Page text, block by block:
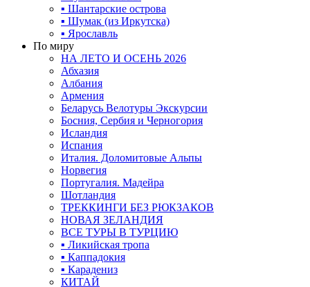
▪ Шантарские острова
▪ Шумак (из Иркутска)
▪ Ярославль
По миру
НА ЛЕТО И ОСЕНЬ 2026
Абхазия
Албания
Армения
Беларусь Велотуры Экскурсии
Босния, Сербия и Черногория
Исландия
Испания
Италия. Доломитовые Альпы
Норвегия
Португалия. Мадейра
Шотландия
ТРЕККИНГИ БЕЗ РЮКЗАКОВ
НОВАЯ ЗЕЛАНДИЯ
ВСЕ ТУРЫ В ТУРЦИЮ
▪ Ликийская тропа
▪ Каппадокия
▪ Карадениз
КИТАЙ